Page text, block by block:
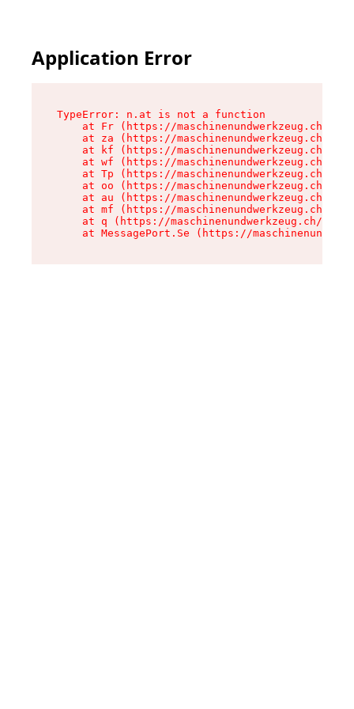
Application Error
TypeError: n.at is not a function
at Fr (https://maschinenundwerkzeug.ch/
at za (https://maschinenundwerkzeug.ch/
at kf (https://maschinenundwerkzeug.ch/
at wf (https://maschinenundwerkzeug.ch/
at Tp (https://maschinenundwerkzeug.ch/
at oo (https://maschinenundwerkzeug.ch/
at au (https://maschinenundwerkzeug.ch/
at mf (https://maschinenundwerkzeug.ch/
at q (https://maschinenundwerkzeug.ch/
at MessagePort.Se (https://